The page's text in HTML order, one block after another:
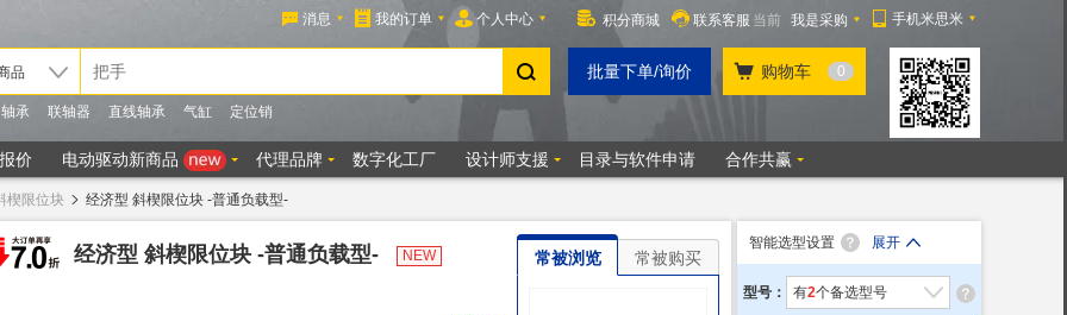
楔限位块 经济型 斜楔限位块 -普通负载型-
经济型 斜楔限位块 -普通负载型- NEW 常被浏览 常被购买
智能选型设置 展开
型号： 有2个备选型号